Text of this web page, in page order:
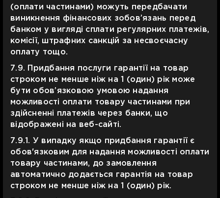
(оплати частинами) можуть передбачати
виникнення фінансових зобов’язань перед
банком у вигляді сплати регулярних платежів,
комісії, штрафних санкцій за несвоєчасну
оплату тощо.
7.9. Придбання послуги гарантії на товар
строком не менше ніж на 1 (один) рік може
бути обов’язковою умовою надання
можливості оплати товару частинами при
здійсненні платежів через банки, що
відображені на веб-сайті.
7.9.1. У випадку якщо придбання гарантії є
обов'язковим для надання можливості оплати
товару частинами, до замовлення
автоматично додається гарантія на товар
строком не менше ніж на 1 (один) рік.